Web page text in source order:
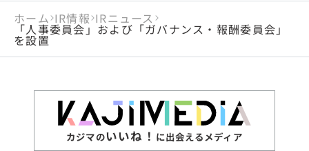
ホーム IR情報 IRニュース
「人事委員会」および「ガバナンス・報酬委員会」
を設置
カジマのいいね！ に出会えるメディア